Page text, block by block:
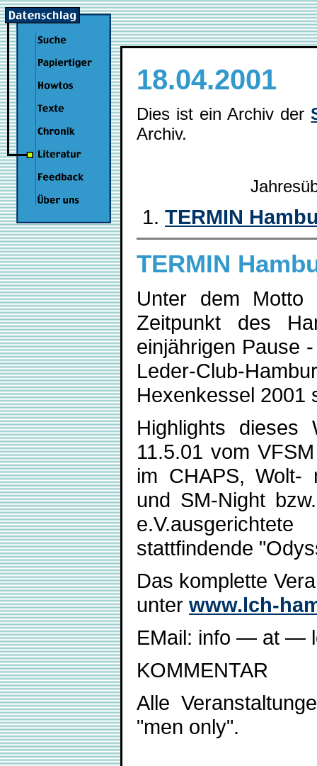
18.04.2001
Dies ist ein Archiv der
Archiv.
TERMIN
TERMIN
Unter dem Motto
Zeitpunkt des
einjährigen Pause
Leder-Club-
Hexenkessel 2001
Highlights dieses
11.5.01 vom
im CHAPS, Wolt-
und SM-Night
stattfindende
Das komplette
unter www.lch-
EMail: info — at —
KOMMENTAR
Alle
"men only".